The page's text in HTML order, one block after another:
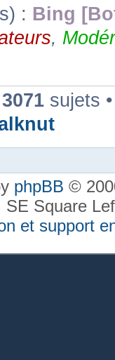
: Bing
,
3071 sujets
phpBB ©
SE Square
et support